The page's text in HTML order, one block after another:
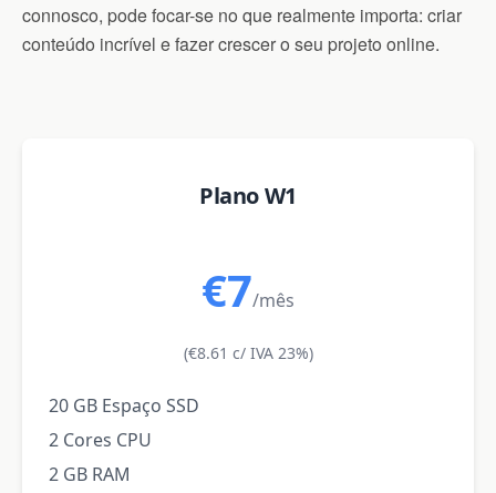
connosco, pode focar-se no que realmente importa: criar
conteúdo incrível e fazer crescer o seu projeto online.
Plano W1
€7/mês
(€8.61 c/ IVA 23%)
20 GB Espaço SSD
2 Cores CPU
2 GB RAM